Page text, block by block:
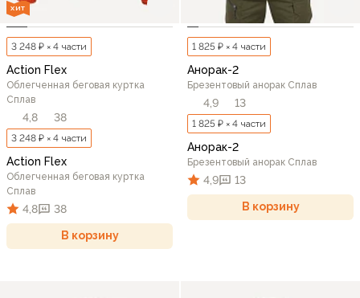
ХИТ
3 248 ₽ × 4 части
Action Flex
Облегченная беговая куртка
Сплав
4,8 38
3 248 ₽ × 4 части
Action Flex
Облегченная беговая куртка
Сплав
4,8 38
В корзину
1 825 ₽ × 4 части
Анорак-2
Брезентовый анорак Сплав
4,9 13
1 825 ₽ × 4 части
Анорак-2
Брезентовый анорак Сплав
4,9 13
В корзину